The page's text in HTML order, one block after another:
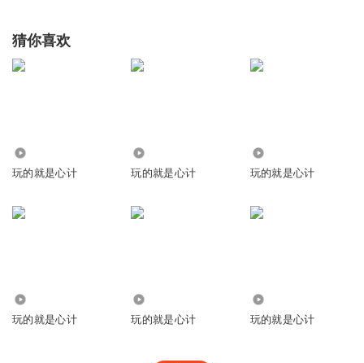
猜你喜欢
玩的就是心计 玩的就是心计 玩的就是心计
玩的就是心计 玩的就是心计 玩的就是心计